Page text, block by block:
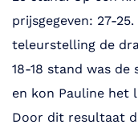
prijsgegeven: 27-
teleurstelling de
18-18 stand was
en kon Pauline het
Door dit resultaat